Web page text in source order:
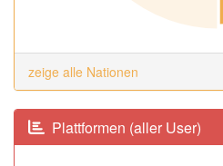
zeige alle Nationen
Plattformen (aller User)